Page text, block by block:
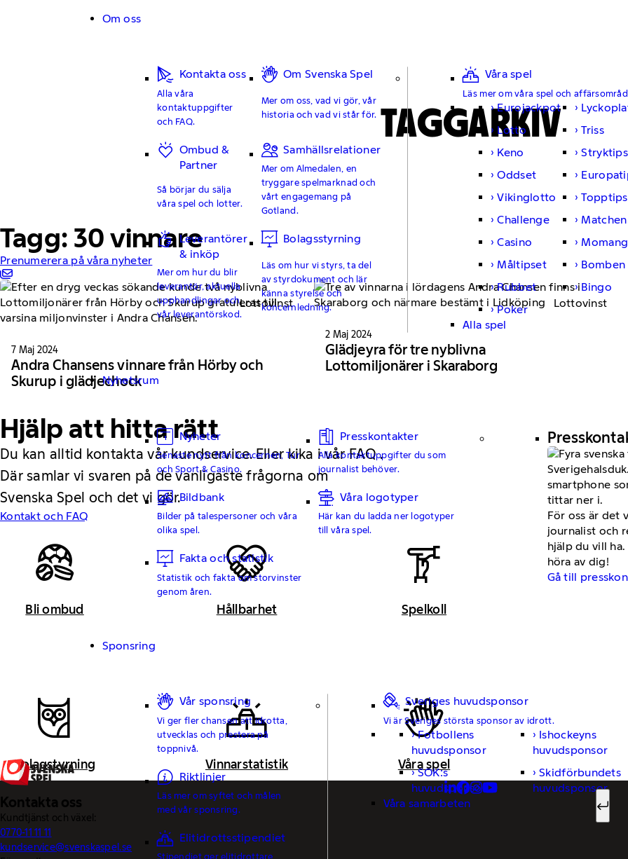
Om oss
Kontakta oss
Alla våra
kontaktuppgifter
och FAQ.
Om Svenska Spel
Mer om oss, vad vi gör, vår
historia och vad vi står för.
Ombud &
Partner
Så börjar du sälja
våra spel och lotter.
Samhällsrelationer
Mer om Almedalen, en
tryggare spelmarknad och
vårt engagemang på
Gotland.
Leverantörer
& inköp
Mer om hur du blir
leverantör, aktuella
upphandlingar och
vår leverantörskod.
Bolagsstyrning
Läs om hur vi styrs, ta del
av styrdokument och lär
känna styrelse och
koncernledning.
Våra spel
Läs mer om våra spel och
Eurojackpot
Lotto
Triss
Keno
Oddset
Vikinglotto
Challenge
Matchen
Casino
Momang
Måltipset
Bomben
Rubbet
Bingo
Poker
Alla spel
Nyhetsrum
Nyheter
Senaste nytt från koncernen, Tur
och Sport & Casino.
Presskontakter
Alla kontaktuppgifter du som
journalist behöver.
Bildbank
Bilder på talespersoner och våra
olika spel.
Våra logotyper
Här kan du ladda ner logotyper
till våra spel.
Fakta och statistik
Statistik och fakta om storvinster
genom åren.
För oss är det
journalist och
hjälp du vill
höra av dig!
Gå till
Sponsring
Vår sponsring
Vi ger fler chansen att idrotta,
utvecklas och prestera på
toppnivå.
Riktlinjer
Läs mer om syftet och målen
med vår sponsring.
Elitidrottsstipendiet
Stipendiet ger elitidrottare
Sveriges huvudsponsor
Vi är Sveriges största sponsor av idrott.
Fotbollens
huvudsponsor
Ishockeyns
huvudsponsor
SOK:s
huvudsponsor
Skidförbundets
huvudsponsor
Våra samarbeten
TAGGARKIV
Tagg: 30 vinnare
Prenumerera på våra nyheter
Lottovinst
7 Maj 2024
Andra Chansens vinnare från Hörby och
Skurup i glädjechock
Lottovinst
2 Maj 2024
Glädjeyra för tre nyblivna
Lottomiljonärer i Skaraborg
Hjälp att hitta rätt
Du kan alltid kontakta vår kundservice. Eller kika i vår FAQ .
Där samlar vi svaren på de vanligaste frågorna om
Svenska Spel och det vi gör.
Kontakt och FAQ
Bli ombud Hållbarhet Spelkoll
Bolagstyrning Vinnarstatistik Våra spel
Kontakta oss
Kundtjänst och växel:
0770-11 11 11
kundservice@svenskaspel.se